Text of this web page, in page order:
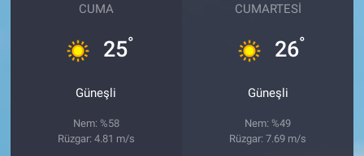
CUMA
25°
Güneşli
Nem: %58
Rüzgar: 4.81 m/s
CUMARTESI
26°
Güneşli
Nem: %49
Rüzgar: 7.69 m/s